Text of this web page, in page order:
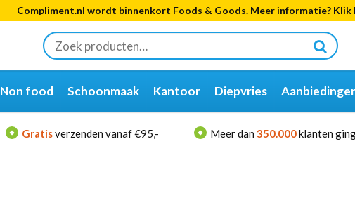
Compliment.nl wordt binnenkort Foods & Goods. Meer informatie? Klik
Zoeken
naar:
Non food Schoonmaak Kantoor Diepvries
Gratisverzenden vanaf €95,- Meer dan 350.000klanten